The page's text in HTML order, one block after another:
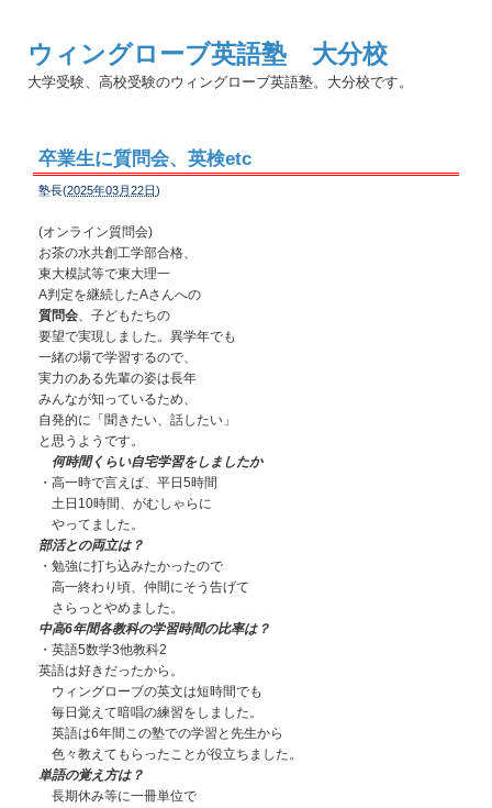
ウィングローブ英語塾 大分校
大学受験、高校受験のウィングローブ英語塾。大分校です。
卒業生に質問会、英検etc
塾長(2025年03月22日)
(オンライン質問会)
お茶の水共創工学部合格、
東大模試等で東大理一
A判定を継続したAさんへの
質問会、子どもたちの
要望で実現しました。異学年でも
一緒の場で学習するので、
実力のある先輩の姿は長年
みんなが知っているため、
自発的に「聞きたい、話したい」
と思うようです。
何時間くらい自宅学習をしましたか
・高一時で言えば、平日5時間
土日10時間、がむしゃらに
やってました。
部活との両立は？
・勉強に打ち込みたかったので
高一終わり頃、仲間にそう告げて
さらっとやめました。
中高6年間各教科の学習時間の比率は？
・英語5数学3他教科2
英語は好きだったから。
ウィングローブの英文は短時間でも
毎日覚えて暗唱の練習をしました。
英語は6年間この塾での学習と先生から
色々教えてもらったことが役立ちました。
単語の覚え方は？
長期休み等に一冊単位で